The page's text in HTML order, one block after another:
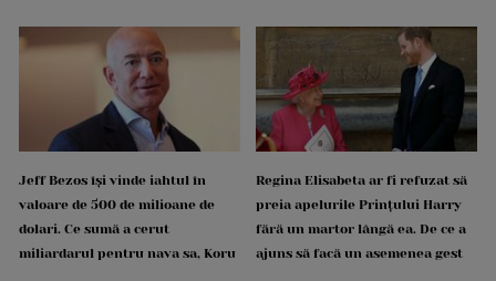
Jeff Bezos își vinde iahtul în
valoare de 500 de milioane de
dolari. Ce sumă a cerut
miliardarul pentru nava sa, Koru
Regina Elisabeta ar fi refuzat să
preia apelurile Prințului Harry
fără un martor lângă ea. De ce a
ajuns să facă un asemenea gest